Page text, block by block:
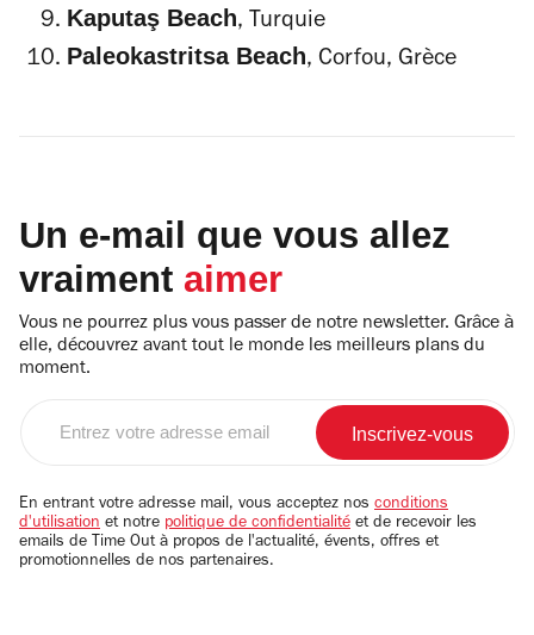
Kaputaş Beach, Turquie
Paleokastritsa Beach, Corfou, Grèce
Un e-mail que vous allez
vraiment aimer
Vous ne pourrez plus vous passer de notre newsletter. Grâce à
elle, découvrez avant tout le monde les meilleurs plans du
moment.
email
En entrant votre adresse mail, vous acceptez nos conditions
d'utilisation et notre politique de confidentialité et de recevoir les
emails de Time Out à propos de l'actualité, évents, offres et
promotionnelles de nos partenaires.